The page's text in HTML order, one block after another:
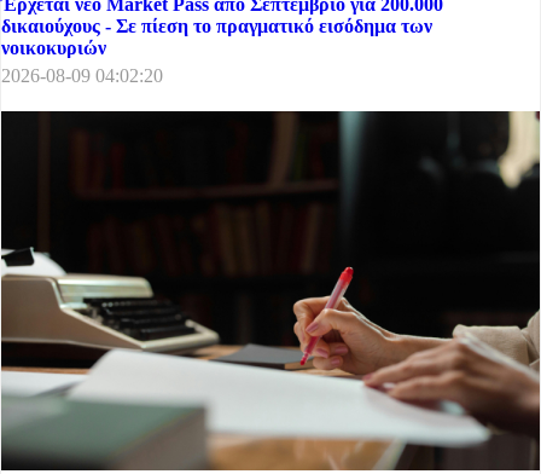
δικαιούχους - Σε πίεση το πραγματικό εισόδημα των
νοικοκυριών
2026-08-09 04:02:20